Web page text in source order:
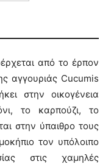
από το έρπον
αγγουριάς Cucumis
στην οικογένεια
το καρπούζι, το
στην ύπαιθρο τους
τον υπόλοιπο
στις χαμηλές